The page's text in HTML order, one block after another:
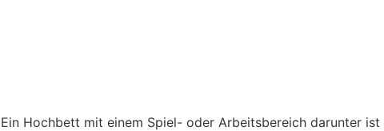
Hochbett mit einem Spiel- oder Arbeitsbereich darunter ist